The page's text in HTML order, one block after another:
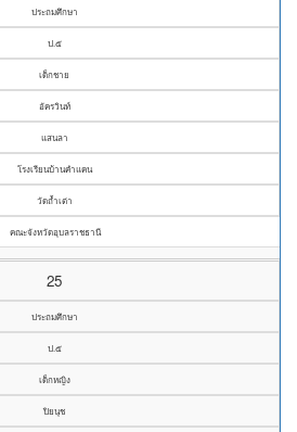
ประถมศึกษา
ป.๕
เด็กชาย
อัครวินท์
แสนลา
โรงเรียนบ้านคำแคน
วัดถ้ำเต่า
คณะจังหวัดอุบลราชธานี
25
ประถมศึกษา
ป.๕
เด็กหญิง
ปิยนุช